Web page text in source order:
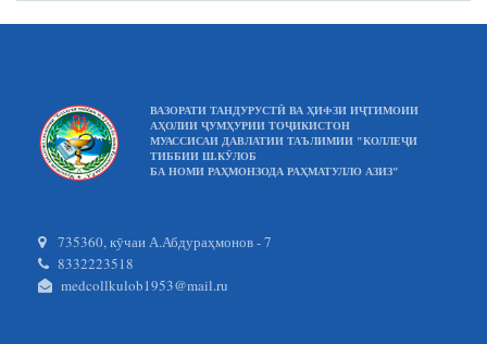
ВАЗОРАТИ ТАНДУРУСТӢ ВА ҲИФЗИ ИҶТИМОИИ
АҲОЛИИ ҶУМҲУРИИ ТОҶИКИСТОН
МУАССИСАИ ДАВЛАТИИ ТАЪЛИМИИ "КОЛЛЕҶИ
ТИББИИ Ш.КӮЛОБ
БА НОМИ РАҲМОНЗОДА РАҲМАТУЛЛО АЗИЗ"
735360, кӯчаи А.Абдураҳмонов - 7
8332223518
medcollkulob1953@mail.ru